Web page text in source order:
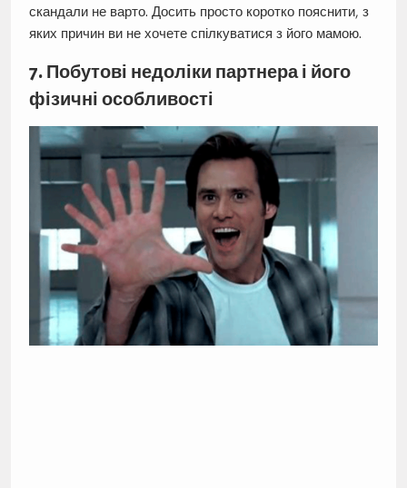
скандали не варто. Досить просто коротко пояснити, з
яких причин ви не хочете спілкуватися з його мамою.
7. Побутові недоліки партнера і його
фізичні особливості